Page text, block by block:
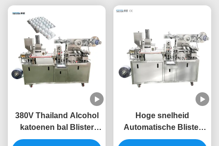
380V Thailand Alcohol
katoenen bal Blister
verpakkingsmachine
Hoge snelheid
Automatische Blister
Packing Machine Tablet